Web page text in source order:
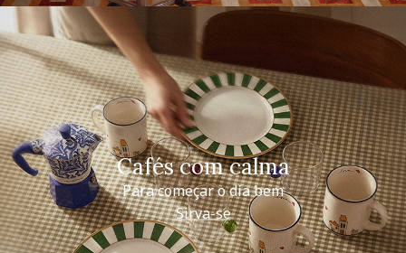
Cafés com calma
Para começar o dia bem
Sirva-se